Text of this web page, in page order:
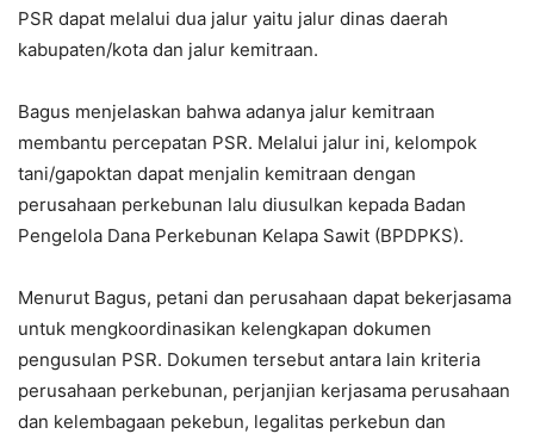
PSR dapat melalui dua jalur yaitu jalur dinas daerah
kabupaten/kota dan jalur kemitraan.
Bagus menjelaskan bahwa adanya jalur kemitraan
membantu percepatan PSR. Melalui jalur ini, kelompok
tani/gapoktan dapat menjalin kemitraan dengan
perusahaan perkebunan lalu diusulkan kepada Badan
Pengelola Dana Perkebunan Kelapa Sawit (BPDPKS).
Menurut Bagus, petani dan perusahaan dapat bekerjasama
untuk mengkoordinasikan kelengkapan dokumen
pengusulan PSR. Dokumen tersebut antara lain kriteria
perusahaan perkebunan, perjanjian kerjasama perusahaan
dan kelembagaan pekebun, legalitas perkebun dan